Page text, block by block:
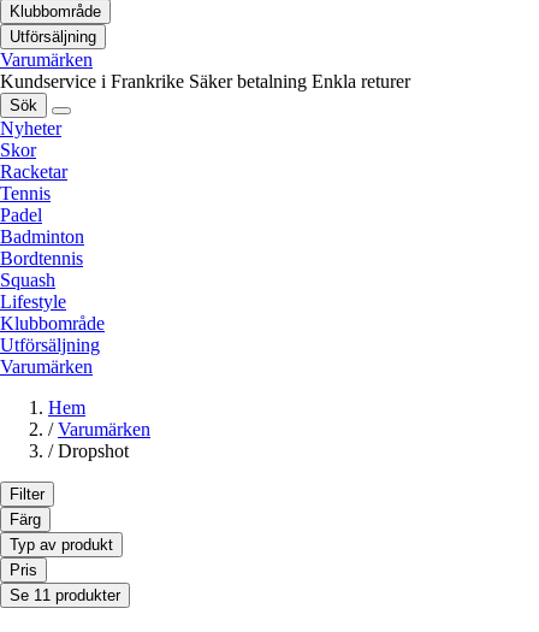
Klubbområde
Utförsäljning
Varumärken
Kundservice i Frankrike Säker betalning Enkla returer
Sök
Nyheter
Skor
Racketar
Tennis
Padel
Badminton
Bordtennis
Squash
Lifestyle
Klubbområde
Utförsäljning
Varumärken
Hem
/ Varumärken
/ Dropshot
Filter
Färg
Typ av produkt
Pris
Se 11 produkter